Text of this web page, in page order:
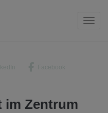
im Zentrum